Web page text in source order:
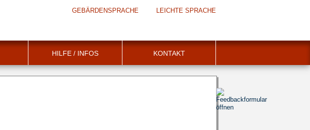
GEBÄRDENSPRACHE LEICHTE SPRACHE
HILFE / INFOS KONTAKT